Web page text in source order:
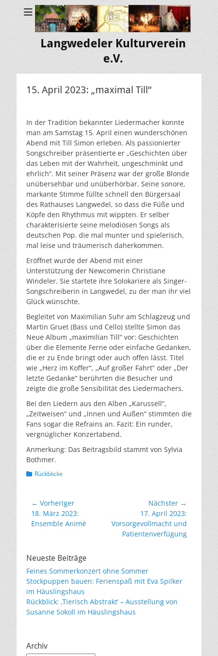
Langwedeler Kulturverein
e.V.
15. April 2023: „maximal Till“
In der Tradition bekannter Liedermacher konnte
man am Samstag 15. April einen wunderschönen
Abend mit Till Simon erleben. Als passionierter
Songschreiber präsentierte er „Geschichten über
das Leben mit der Wahrheit, ungeschminkt und
ehrlich“. Mit seiner Präsenz war der große Blonde
unübersehbar und unüberhörbar. Seine sonore,
markante Stimme füllte schnell den Bürgersaal
des Rathauses Langwedel, so dass die Füße und
Köpfe den Rhythmus mit wippten. Er selber
charakterisierte seine melodiösen Songs als
deutschen Pop. die mal munter und spielerisch,
mal leise und träumerisch daherkommen.
Eröffnet wurde der Abend mit einer
Unterstützung der Newcomerin Christiane
Windeler. Sie startete ihre Solokariere als Singer-
Songschreiberin in Langwedel, zu der man ihr viel
Glück wünschte.
Begleitet von Maximilian Suhr am Schlagzeug und
Martin Gruet (Bass und Cello) stellte Simon das
Neue Album „maximilian Till“ vor: Geschichten
über die Elemente Ferne oder einfache Gedanken,
die er zu Ende bringt oder auch offen lässt. Titel
wie „Herz im Koffer“, „Auf großer Fahrt“ oder „Der
letzte Gedanke“ berührten die Besucher und
zeigte die große Sensibilität des Liedermachers.
Bei den Liedern aus den Alben „Karussell“,
„Zeitweisen“ und „Innen und Außen“ stimmten die
Fans sogar die Refrains an. Fazit: Ein runder,
vergnüglicher Konzertabend.
Anmerkung: Das Beitragsbild stammt von Sylvia
Bothmer.
Kategorien
Rückblicke
Beitragsnavigation
← Vorheriger
Vorheriger
Beitrag:
18. März 2023:
Ensemble Animé
Nächster →
Beitrag:
17. April 2023:
Vorsorgevollmacht und
Patientenverfügung
Neueste Beiträge
Feines Sommerkonzert ohne Sommer
Stockpuppen bauen: Ferienspaß mit Eva Spilker
im Häuslingshaus
Rückblick: ‚Tierisch Abstrakt‘ – Ausstellung von
Susanne Sokoll im Häuslingshaus
Archiv